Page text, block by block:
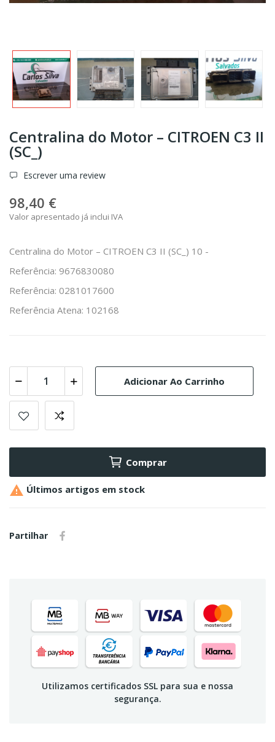
Centralina do Motor – CITROEN C3 II
(SC_)
Escrever uma review
98,40 €
Valor apresentado já inclui IVA
Centralina do Motor – CITROEN C3 II (SC_) 10 -
Referência: 9676830080
Referência: 0281017600
Referência Atena: 102168
Adicionar Ao Carrinho
Comprar
 Últimos artigos em stock
Partilhar
Utilizamos certificados SSL para sua e nossa
segurança.